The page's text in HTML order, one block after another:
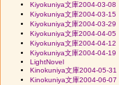
Kiyokuniya文庫2004-03-08
Kiyokuniya文庫2004-03-15
Kiyokuniya文庫2004-03-29
Kiyokuniya文庫2004-04-05
Kiyokuniya文庫2004-04-12
Kiyokuniya文庫2004-04-19
LightNovel
Kinokuniya文庫2004-05-31
Kinokuniya文庫2004-06-07